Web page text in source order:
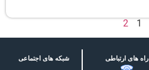
1
2
راه های ارتباطی شبکه های اجتماعی